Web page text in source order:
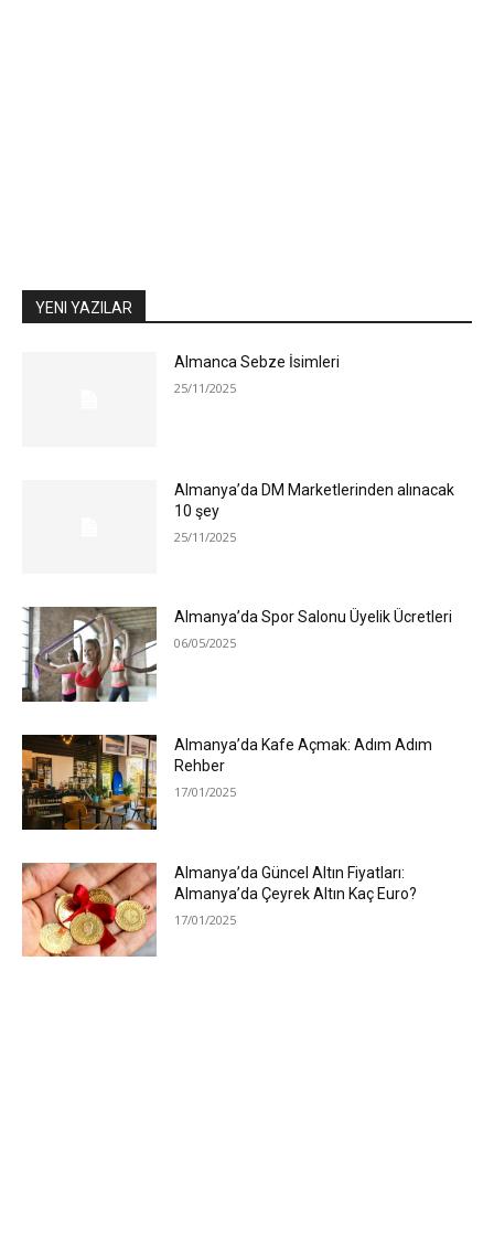
YENI YAZILAR
Almanca Sebze İsimleri
25/11/2025
Almanya’da DM Marketlerinden alınacak
10 şey
25/11/2025
Almanya’da Spor Salonu Üyelik Ücretleri
06/05/2025
Almanya’da Kafe Açmak: Adım Adım
Rehber
17/01/2025
Almanya’da Güncel Altın Fiyatları:
Almanya’da Çeyrek Altın Kaç Euro?
17/01/2025